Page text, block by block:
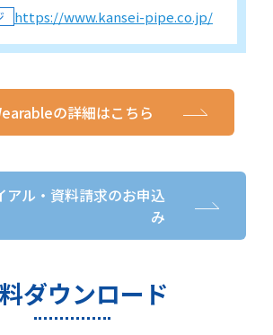
https://www.kansei-pipe.co.jp/
の詳細はこちら
アル・資料請求のお申込
み
ダウンロード